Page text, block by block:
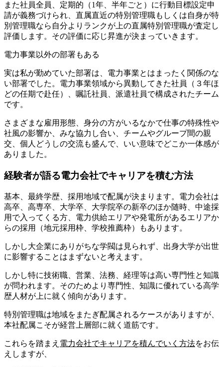
また社員全員、定期的（1年、半年ごと）に行動目標設定申
請が義務づけられ、直属直近の特別管理職もしくは自身が特
別管理職なら自分よりランクが上の直属特別管理職が査定し
評価します。 その評価に応じ昇進が決まっていきます。
電力事業以外の部署もある
実は私が勤めていた部署は、電力事業とはまったく関係のな
い部署でした。電力事業領域から異動してきた社員（３年ほ
どの任期で赴任）、嘱託社員、派遣社員で構成されたチーム
です。
さまざまな雇用形態、身分の方がいるなかで仕事の特殊性や
社風の影響か、 みな協力し合い、チームやグループ間の親
交、個人どうしの交流も盛んで、いい意味でどこか一体感が
ありました。
経験者が語る電力会社でキャリアを積む方法
基本、最終学歴、採用地域で配属が決まります。電力会社は
高卒、高専卒、大学卒、大学院卒の新卒のほか随時、中途採
用で入ってくる方、電力供給エリアや発電所があるエリアか
らの採用（地元採用枠、学校推薦枠）もあります。
しかし大企業にありがちな学閥は見られず、出身大学が出世
に影響することはまずないと考えます。
しかし特に技術職、営業、法務、経理等は高い専門性と知識
が問われます。そのためより専門性、知識に優れている高学
歴人材が上に就く傾向があります。
特別管理職は地域をまたぎ配属されるケースがありますが、
本社配属こそが経営上層部に就く道筋です。
これらを踏まえ 電力会社でキャリアを積んでいく方法をお伝
えしますが、